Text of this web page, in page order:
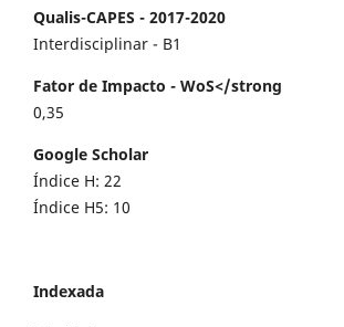
Qualis-CAPES - 2017-2020
Interdisciplinar - B1
Fator de Impacto - WoS</strong
0,35
Google Scholar
Índice H: 22
Índice H5: 10
Indexada